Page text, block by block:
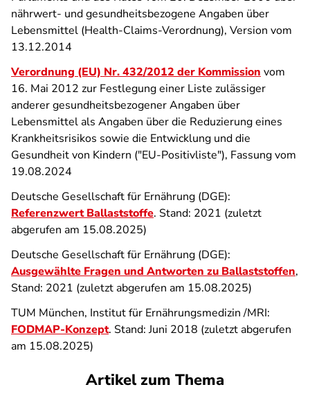
nährwert- und gesundheitsbezogene Angaben über
Lebensmittel (Health-Claims-Verordnung), Version vom
13.12.2014
Verordnung (EU) Nr. 432/2012 der Kommission vom
16. Mai 2012 zur Festlegung einer Liste zulässiger
anderer gesundheitsbezogener Angaben über
Lebensmittel als Angaben über die Reduzierung eines
Krankheitsrisikos sowie die Entwicklung und die
Gesundheit von Kindern ("EU-Positivliste"), Fassung vom
19.08.2024
Deutsche Gesellschaft für Ernährung (DGE):
Referenzwert Ballaststoffe. Stand: 2021 (zuletzt
abgerufen am 15.08.2025)
Deutsche Gesellschaft für Ernährung (DGE):
Ausgewählte Fragen und Antworten zu Ballaststoffen,
Stand: 2021 (zuletzt abgerufen am 15.08.2025)
TUM München, Institut für Ernährungsmedizin /MRI:
FODMAP-Konzept. Stand: Juni 2018 (zuletzt abgerufen
am 15.08.2025)
Artikel zum Thema